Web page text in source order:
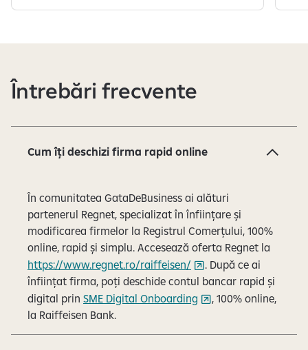
i
ș
l
Întrebări frecvente
Cum îți deschizi firma rapid online
În comunitatea GataDeBusiness ai alături
partenerul Regnet, specializat în înființare și
modificarea firmelor la Registrul Comerțului, 100%
online, rapid și simplu. Accesează oferta Regnet la
https://www.regnet.ro/raiffeisen/
. După ce ai
înființat firma, poți deschide contul bancar rapid și
digital prin SME Digital Onboarding
, 100% online,
la Raiffeisen Bank.